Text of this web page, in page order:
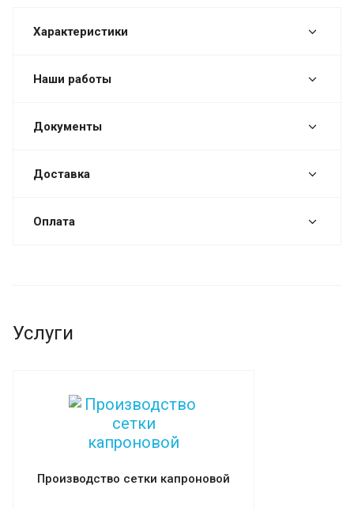
Характеристики
Наши работы
Документы
Доставка
Оплата
Услуги
Производство сетки капроновой